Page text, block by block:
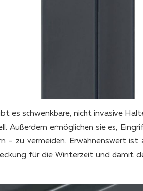
es schwenkbare, nicht invasive
Außerdem ermöglichen sie es,
– zu vermeiden. Erwähnenswert ist
für die Winterzeit und damit